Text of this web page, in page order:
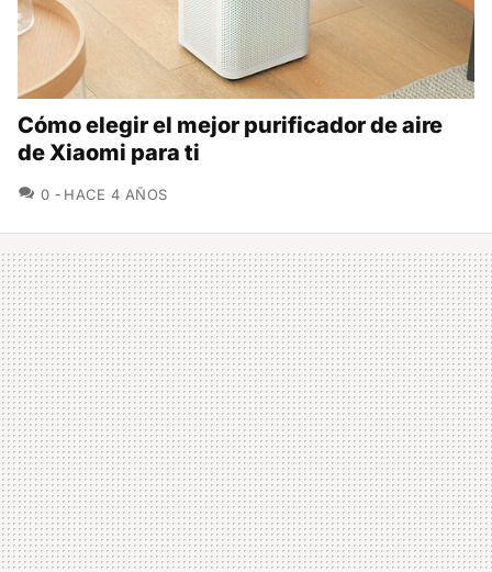
Cómo elegir el mejor purificador de aire
de Xiaomi para ti
0 COMENTARIOS
HACE 4 AÑOS